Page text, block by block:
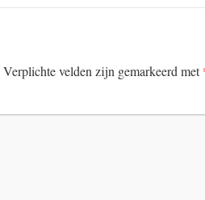
Verplichte velden zijn gemarkeerd met